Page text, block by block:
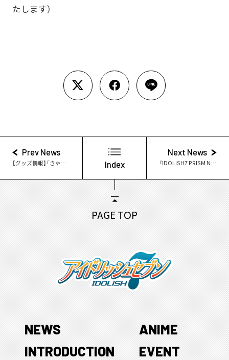
たします）
Prev News
【グッズ情報】「きゃらふぃーゆアクリルストラップ」登場！ Index
Next News
『IDOLiSH7 PRISM NIGHT』Produced by CG STAR LIVE 詳細発表！
PAGE TOP
NEWS
INTRODUCTION
ANIME
EVENT